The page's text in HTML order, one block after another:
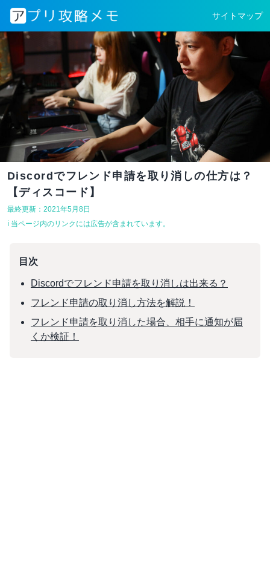
サイトマップ
Discordでフレンド申請を取り消しの仕方は？
【ディスコード】
最終更新：2021年5月8日
ℹ︎ 当ページ内のリンクには広告が含まれています。
目次
Discordでフレンド申請を取り消しは出来る？
フレンド申請の取り消し方法を解説！
フレンド申請を取り消した場合、相手に通知が届
くか検証！